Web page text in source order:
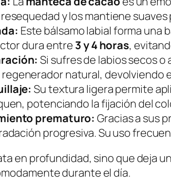
a
n
t
e
c
a
d
e
C
a
c
a
y los mantiene suaves
Este bálsamo labial forma
dura entre 3 y 4 horas,
Si sufres de labios secos o
natural, devolviendo
Su textura ligera permite
potenciando la fijación del
prematuro: Gracias a sus
progresiva. Su uso
en profundidad, sino que deja
durante el día.